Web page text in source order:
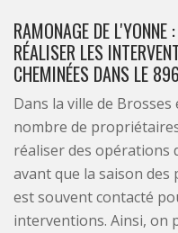
RAMONAGE DE
RÉALISER LES
CHEMINÉES DANS LE
Dans la ville de
nombre de
réaliser des opérations
avant que la saison
est souvent contacté
interventions. Ainsi, on